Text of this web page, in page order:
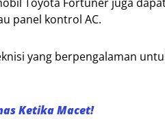
panel kontrol AC.
yang berpengalaman
Ketika Macet!